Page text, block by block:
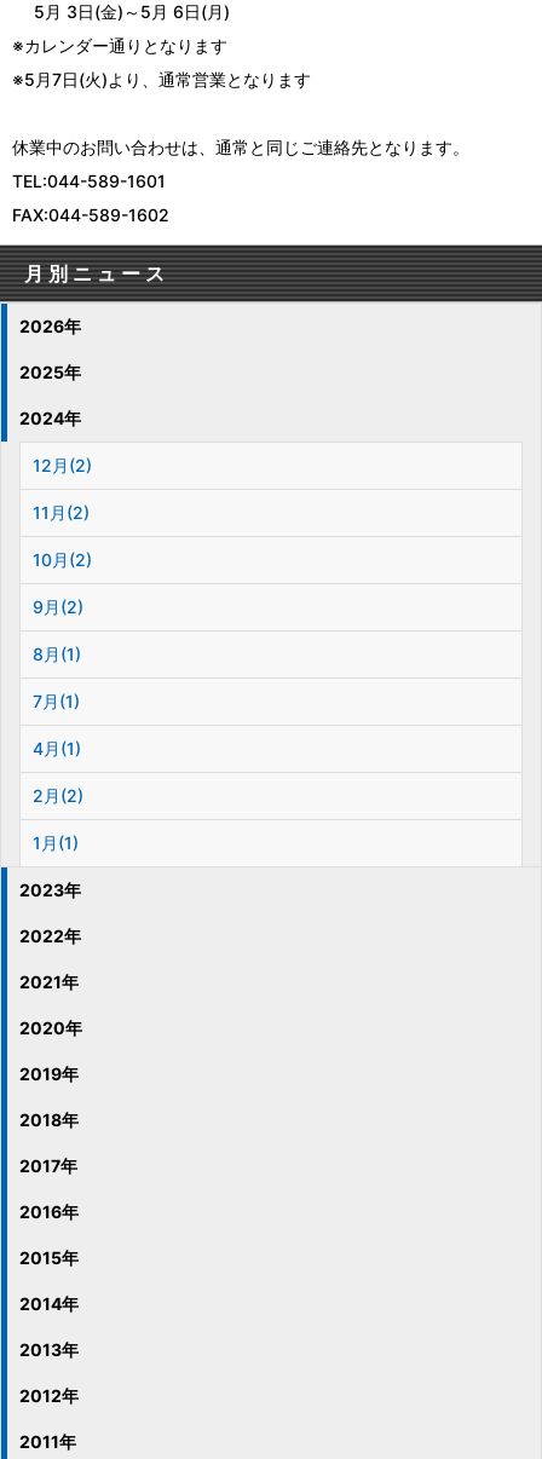
5月 3日(金)～5月 6日(月)
※カレンダー通りとなります
※5月7日(火)より、通常営業となります
休業中のお問い合わせは、通常と同じご連絡先となります。
TEL:044-589-1601
FAX:044-589-1602
月別ニュース
2026年
2025年
2024年
12月(2)
11月(2)
10月(2)
9月(2)
8月(1)
7月(1)
4月(1)
2月(2)
1月(1)
2023年
2022年
2021年
2020年
2019年
2018年
2017年
2016年
2015年
2014年
2013年
2012年
2011年